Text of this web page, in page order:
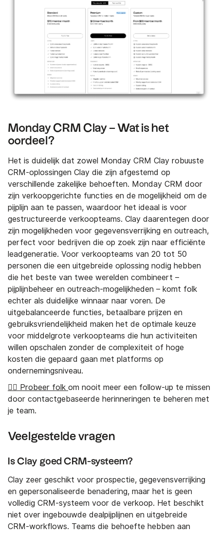
Monday CRM Clay – Wat is het
oordeel?
Het is duidelijk dat zowel Monday CRM Clay robuuste
CRM-oplossingen Clay die zijn afgestemd op
verschillende zakelijke behoeften. Monday CRM door
zijn verkoopgerichte functies en de mogelijkheid om de
pijplijn aan te passen, waardoor het ideaal is voor
gestructureerde verkoopteams. Clay daarentegen door
zijn mogelijkheden voor gegevensverrijking en outreach,
perfect voor bedrijven die op zoek zijn naar efficiënte
leadgeneratie. Voor verkoopteams van 20 tot 50
personen die een uitgebreide oplossing nodig hebben
die het beste van twee werelden combineert –
pijplijnbeheer en outreach-mogelijkheden – komt folk
echter als duidelijke winnaar naar voren. De
uitgebalanceerde functies, betaalbare prijzen en
gebruiksvriendelijkheid maken het de optimale keuze
voor middelgrote verkoopteams die hun activiteiten
willen opschalen zonder de complexiteit of hoge
kosten die gepaard gaan met platforms op
ondernemingsniveau.
👉🏼 Probeer folk om nooit meer een follow-up te missen
door contactgebaseerde herinneringen te beheren met
je team.
Veelgestelde vragen
Is Clay goed CRM-systeem?
Clay zeer geschikt voor prospectie, gegevensverrijking
en gepersonaliseerde benadering, maar het is geen
volledig CRM-systeem voor de verkoop. Het beschikt
niet over ingebouwde dealpijplijnen en uitgebreide
CRM-workflows. Teams die behoefte hebben aan